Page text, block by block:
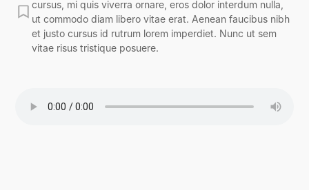
cursus, mi quis viverra ornare, eros dolor interdum nulla,
ut commodo diam libero vitae erat. Aenean faucibus nibh
et justo cursus id rutrum lorem imperdiet. Nunc ut sem
vitae risus tristique posuere.